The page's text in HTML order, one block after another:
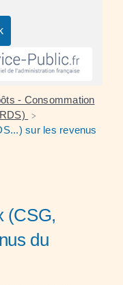
- Consommation
>
sur les revenus
(CSG,
du